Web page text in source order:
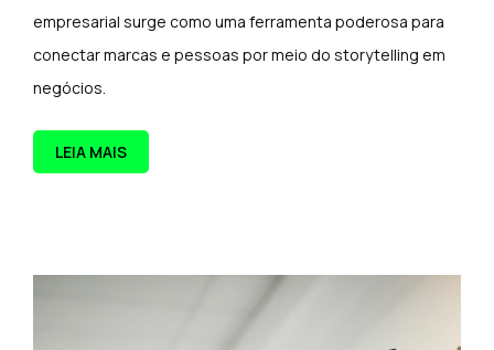
empresarial surge como uma ferramenta poderosa para
conectar marcas e pessoas por meio do storytelling em
negócios.
LEIA MAIS